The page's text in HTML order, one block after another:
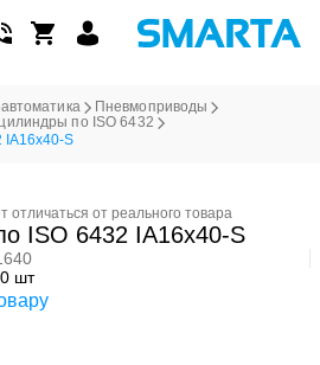
Пневмоприводы
по ISO 6432
IA16x40-S
отличаться от реального товара
ISO 6432 IA16x40-S
0 шт